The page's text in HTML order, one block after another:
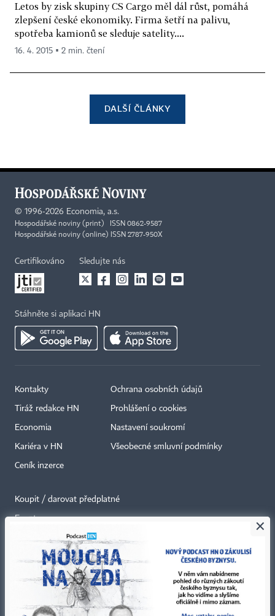
Letos by zisk skupiny CS Cargo měl dál růst, pomáhá
zlepšení české ekonomiky. Firma šetří na palivu,
spotřeba kamionů se sleduje satelity....
16. 4. 2015 ▪ 2 min. čtení
DALŠÍ ČLÁNKY
© 1996-2026 Economia, a.s.
Hospodářské noviny (print) ISSN 0862-9587
Hospodářské noviny (online) ISSN 2787-950X
Certifikováno Sledujte nás
Stáhněte si aplikaci HN
Kontakty
Tiráž redakce HN
Economia
Kariéra v HN
Ceník inzerce
Ochrana osobních údajů
Prohlášení o cookies
Nastavení soukromí
Všeobecné smluvní podmínky
Koupit / darovat předplatné
Eventy
RSS kanály
Autorská práva vykonává vydavatel. Bez písemného svolení vydavatele je
zakázáno jakékoli užití částí nebo celku díla, zejména rozmnožování a šíření
×